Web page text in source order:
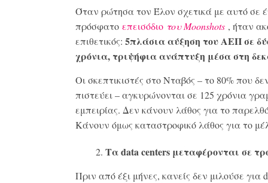
Όταν ρώτησα τον Έλον σχετικά με αυτό σε
πρόσφατο επεισόδιο του Moonshots , ήταν
επιθετικός: 5πλάσια αύξηση του ΑΕΠ σε
χρόνια, τριψήφια ανάπτυξη μέσα στη
Οι σκεπτικιστές στο Νταβός – το 80% που
πιστεύει – αγκυρώνονται σε 125 χρόνια
εμπειρίας. Δεν κάνουν λάθος για το
Κάνουν όμως καταστροφικό λάθος για το
Τα data centers μεταφέρονται σε
Πριν από έξι μήνες, κανείς δεν μιλούσε για